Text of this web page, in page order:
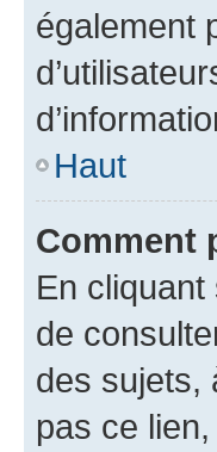
également
Haut
Comment
En
de
des sujets,
pas ce